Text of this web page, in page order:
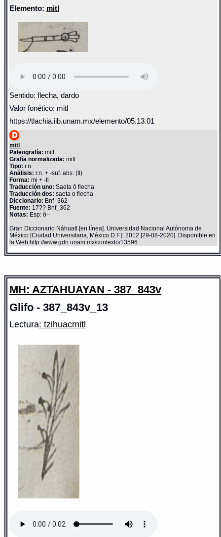
Elemento: mitl
Sentido: flecha, dardo
Valor fonético: mitl
https://tlachia.iib.unam.mx/elemento/05.13.01
mitl
Paleografía: mitl
Grafía normalizada: mitl
Tipo: r.n.
Análisis: r.n. + -suf. abs. (tl)
Forma: mi + -tl
Traducción uno: Saeta ô flecha
Traducción dos: saeta o flecha
Diccionario: Bnf_362
Fuente: 17?? Bnf_362
Notas: Esp: ô--
Gran Diccionario Náhuatl [en línea]. Universidad Nacional Autónoma de
México [Ciudad Universitaria, México D.F.]: 2012 [29-08-2020]. Disponible en
la Web http://www.gdn.unam.mx/contexto/13596
MH: AZTAHUAYAN - 387_843v
Glifo - 387_843v_13
Lectura: tzihuacmitl